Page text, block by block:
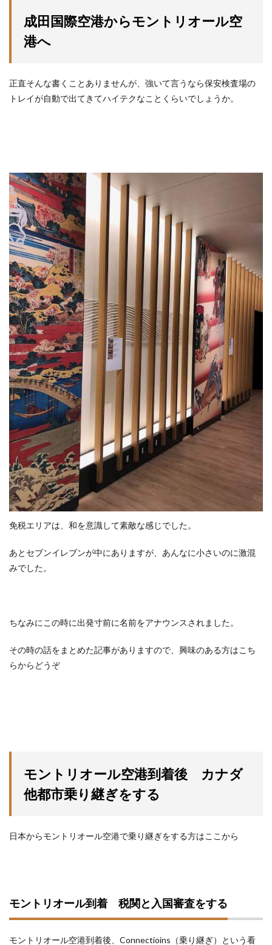
成田国際空港からモントリオール空
港へ
正直そんな書くことありませんが、強いて言うなら保安検査場の
トレイが自動で出てきてハイテクなことくらいでしょうか。
免税エリアは、和を意識して素敵な感じでした。
あとセブンイレブンが中にありますが、あんなに小さいのに激混
みでした。
ちなみにこの時に出発寸前に名前をアナウンスされました。
その時の話をまとめた記事がありますので、興味のある方はこち
らからどうぞ
モントリオール空港到着後 カナダ
他都市乗り継ぎをする
日本からモントリオール空港で乗り継ぎをする方はここから
モントリオール到着 税関と入国審査をする
モントリオール空港到着後、Connectioins（乗り継ぎ）という看